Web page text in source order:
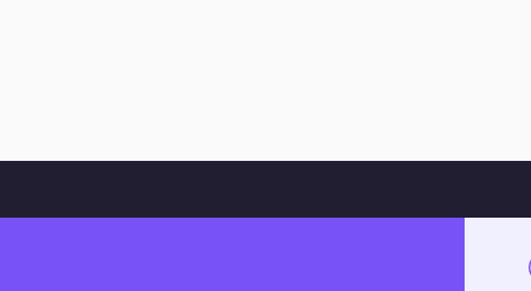
Hoppa till innehåll
2013